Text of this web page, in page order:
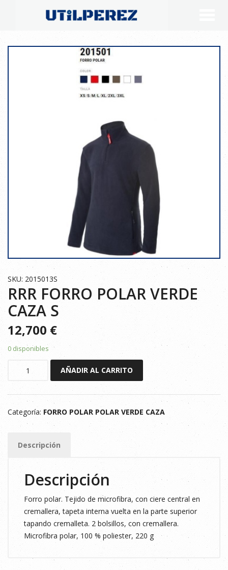
SKU: 2015013S
RRR FORRO POLAR VERDE
CAZA S
12,700 €
0 disponibles
POLAR
VERDE
CAZA
AÑADIR AL CARRITO
Categoría: FORRO POLAR POLAR VERDE CAZA
Descripción
Descripción
Forro polar. Tejido de microfibra, con ciere central en
cremallera, tapeta interna vuelta en la parte superior
tapando cremalleta. 2 bolsillos, con cremallera.
Microfibra polar, 100 % poliester, 220 g